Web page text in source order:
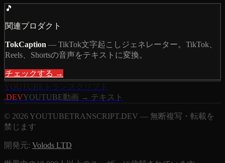
🎵
関連プロダクト
TokCaption — TikTok文字起こしジェネレーター。TikTok、
Reels、Shortsの音声をテキストに変換。
チェックする →
.DEVYOUTUBE動画 → テキスト
© 2026 YOUTUBETRANSCRIPT.DEV — 無断複写・転載を
禁じます
開発元: Volods LTD